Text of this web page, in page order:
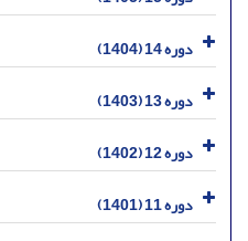
دوره 14 (1404)
دوره 13 (1403)
دوره 12 (1402)
دوره 11 (1401)